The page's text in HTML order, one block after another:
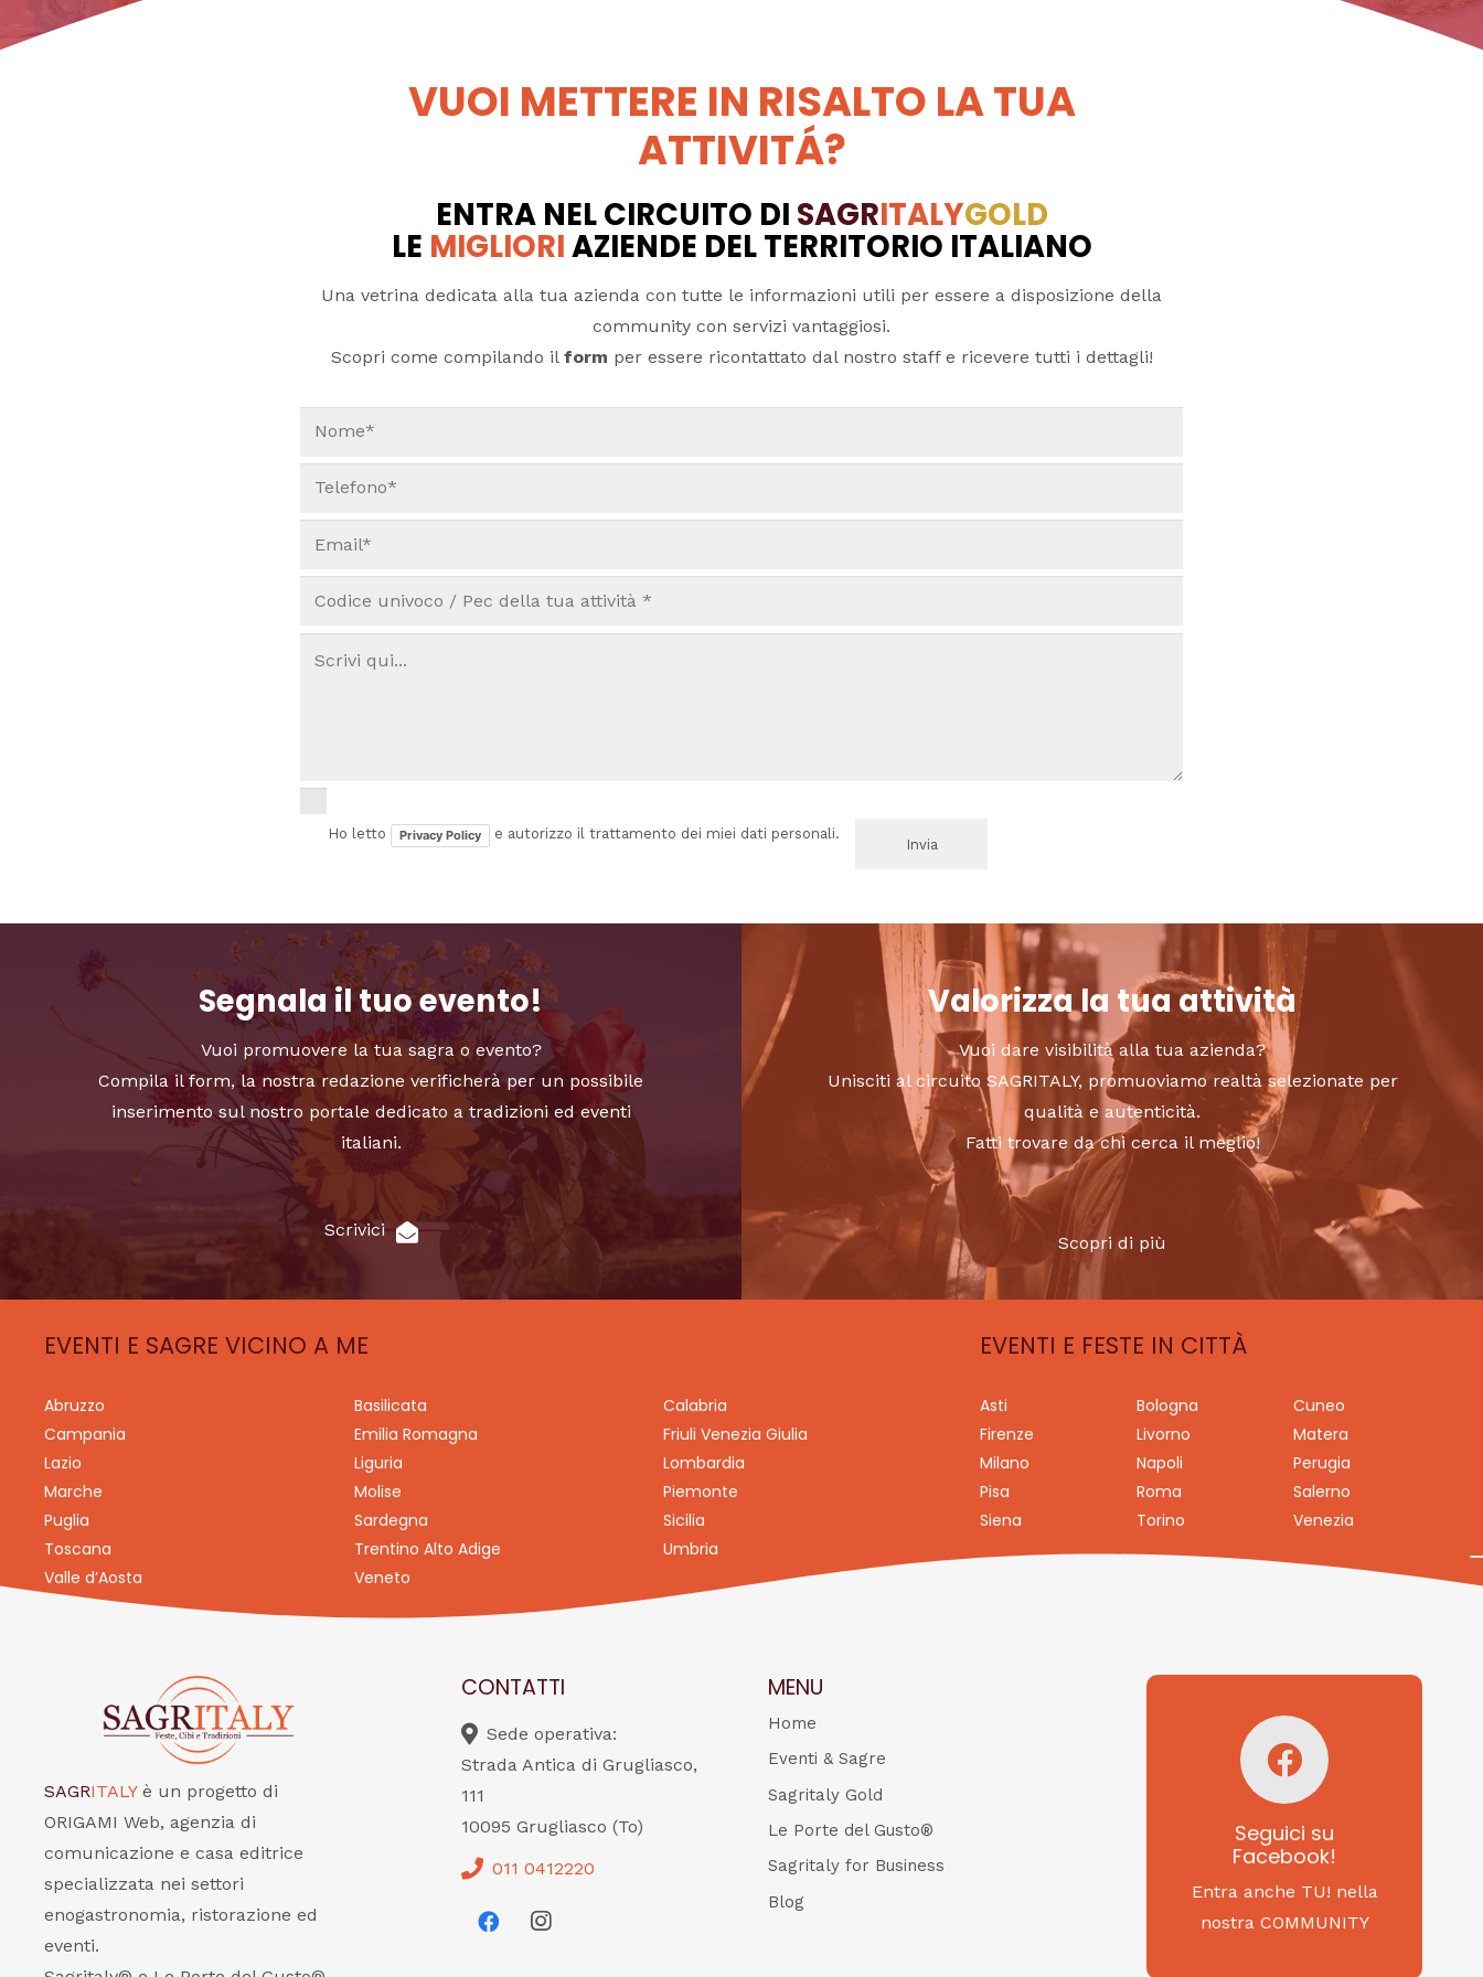
VUOI METTERE IN RISALTO LA TUA
ATTIVITÁ?
ENTRA NEL CIRCUITO DI SAGRITALYGOLD
LE MIGLIORIAZIENDE DEL TERRITORIO ITALIANO
Una vetrina dedicata alla tua azienda con tutte le informazioni utili per essere a disposizione della
community con servizi vantaggiosi.
Scopri come compilando il form per essere ricontattato dal nostro staff e ricevere tutti i dettagli!
Ho letto Privacy Policy e autorizzo il trattamento dei miei dati personali.
Segnala il tuo evento!
Vuoi promuovere la tua sagra o evento?
Compila il form, la nostra redazione verificherà per un possibile
inserimento sul nostro portale dedicato a tradizioni ed eventi
italiani.
Scrivici
Valorizza la tua attività
Vuoi dare visibilità alla tua azienda?
Unisciti al circuito SAGRITALY, promuoviamo realtà selezionate per
qualità e autenticità.
Fatti trovare da chi cerca il meglio!
Scopri di più
EVENTI E SAGRE VICINO A ME
Abruzzo Basilicata
Calabria
Campania
Emilia Romagna
Friuli Venezia Giulia
Lazio
Liguria
Lombardia
Marche
Molise
Piemonte
Puglia
Sardegna
Sicilia
Toscana
Trentino Alto Adige
Umbria
Valle d’Aosta
Veneto
EVENTI E FESTE IN CITTÀ
Asti Bologna
Cuneo
Firenze
Livorno
Matera
Milano
Napoli
Perugia
Pisa
Roma
Salerno
Siena
Torino Venezia
SAGRITALY è un progetto di
ORIGAMI Web, agenzia di
comunicazione e casa editrice
specializzata nei settori
enogastronomia, ristorazione ed
eventi.
CONTATTI
Sede operativa:
Strada Antica di Grugliasco,
111
10095 Grugliasco (To)
011 0412220
MENU
Home
Eventi & Sagre
Sagritaly Gold
Le Porte del Gusto®
Sagritaly for Business
Blog
Seguici su
Facebook!
Entra anche TU! nella
nostra COMMUNITY
Seguici su
Facebook!
SAGRITALY
Feste, cibi e tradizioni
da Nord a Sud...